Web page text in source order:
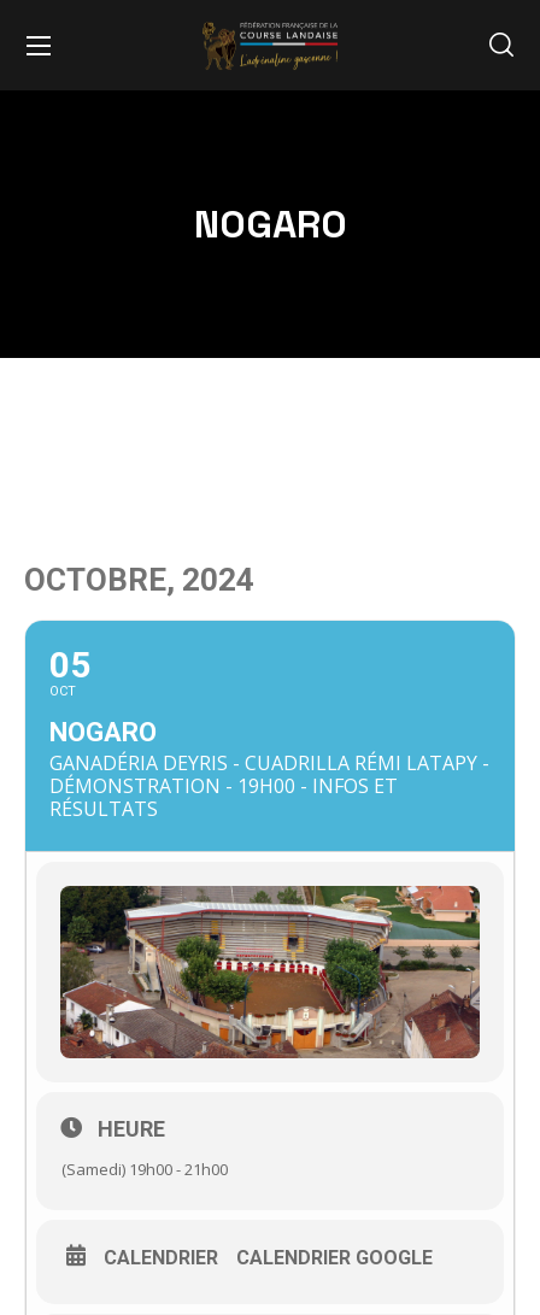
NOGARO
OCTOBRE, 2024
05
OCT
NOGARO
GANADÉRIA DEYRIS - CUADRILLA RÉMI LATAPY -
DÉMONSTRATION - 19H00 - INFOS ET
RÉSULTATS
HEURE
(Samedi) 19h00 - 21h00
CALENDRIER CALENDRIER GOOGLE